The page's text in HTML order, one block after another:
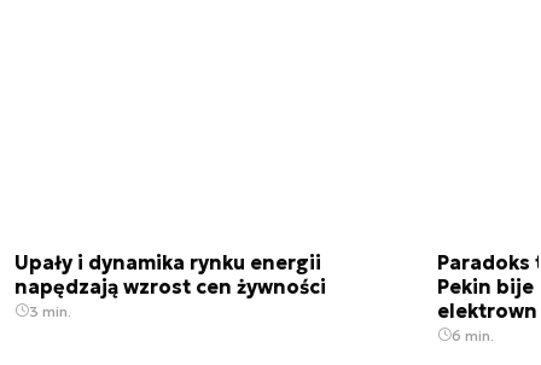
Upały i dynamika rynku energii
napędzają wzrost cen żywności
3 min.
Paradoks
Pekin bije
6 min.